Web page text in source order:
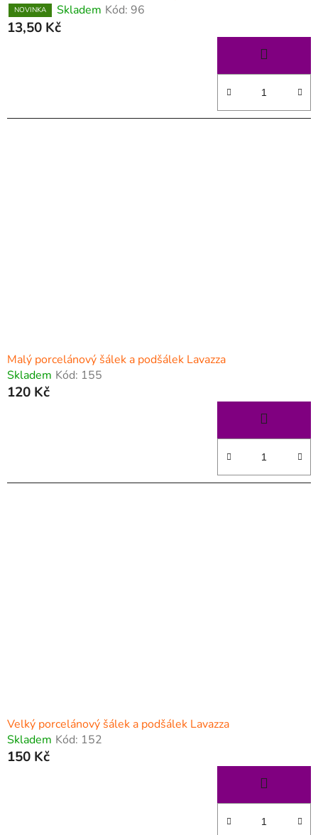
NOVINKA Skladem Kód: 96
13,50 Kč
Malý porcelánový šálek a podšálek Lavazza
Skladem Kód: 155
120 Kč
Velký porcelánový šálek a podšálek Lavazza
Skladem Kód: 152
150 Kč